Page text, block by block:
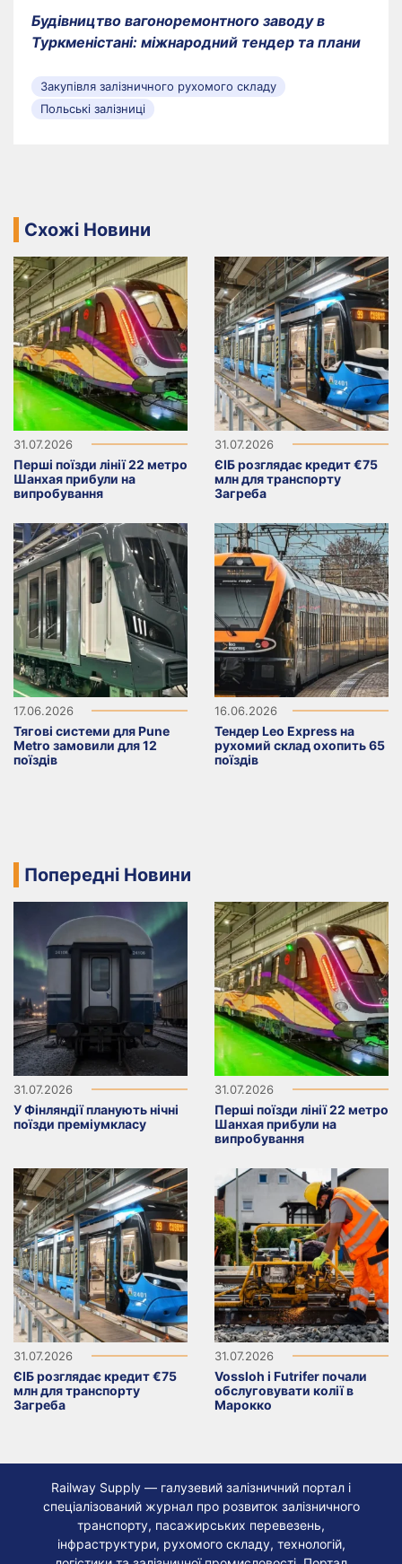
Будівництво вагоноремонтного заводу в
Туркменістані: міжнародний тендер та плани
Закупівля залізничного рухомого складу
Польські залізниці
Схожі Новини
31.07.2026
Перші поїзди лінії 22 метро
Шанхая прибули на
випробування
31.07.2026
ЄІБ розглядає кредит €75
млн для транспорту
Загреба
17.06.2026
Тягові системи для Pune
Metro замовили для 12
поїздів
16.06.2026
Тендер Leo Express на
рухомий склад охопить 65
поїздів
Попередні Новини
31.07.2026
У Фінляндії планують нічні
поїзди преміумкласу
31.07.2026
Перші поїзди лінії 22 метро
Шанхая прибули на
випробування
31.07.2026
ЄІБ розглядає кредит €75
млн для транспорту
Загреба
31.07.2026
Vossloh і Futrifer почали
обслуговувати колії в
Марокко
Railway Supply — галузевий залізничний портал і
спеціалізований журнал про розвиток залізничного
транспорту, пасажирських перевезень,
інфраструктури, рухомого складу, технологій,